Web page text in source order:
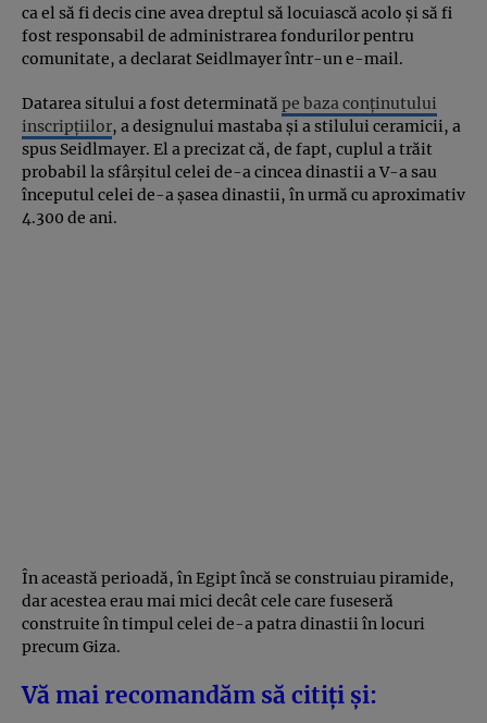
ca el să fi decis cine avea dreptul să locuiască acolo și să fi
fost responsabil de administrarea fondurilor pentru
comunitate, a declarat Seidlmayer într-un e-mail.
Datarea sitului a fost determinată pe baza conținutului
inscripțiilor, a designului mastaba și a stilului ceramicii, a
spus Seidlmayer. El a precizat că, de fapt, cuplul a trăit
probabil la sfârșitul celei de-a cincea dinastii a V-a sau
începutul celei de-a șasea dinastii, în urmă cu aproximativ
4.300 de ani.
În această perioadă, în Egipt încă se construiau piramide,
dar acestea erau mai mici decât cele care fuseseră
construite în timpul celei de-a patra dinastii în locuri
precum Giza.
Vă mai recomandăm să citiți și: